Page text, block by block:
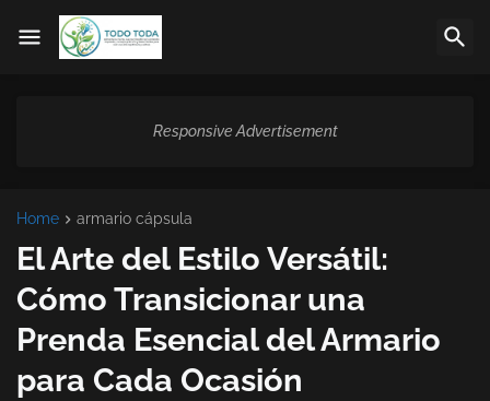
Responsive Advertisement
Home armario cápsula
El Arte del Estilo Versátil:
Cómo Transicionar una
Prenda Esencial del Armario
para Cada Ocasión